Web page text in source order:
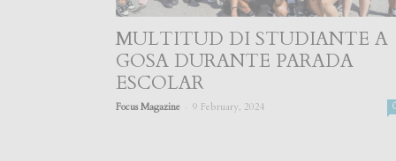
MULTITUD DI STUDIANTE A
GOSA DURANTE PARADA
ESCOLAR
Focus Magazine 9 February, 2024 0